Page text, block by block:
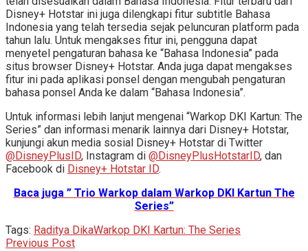
Disney+ Hotstar ini juga dilengkapi fitur subtitle Bahasa
Indonesia yang telah tersedia sejak peluncuran platform pada
tahun lalu. Untuk mengakses fitur ini, pengguna dapat
menyetel pengaturan bahasa ke “Bahasa Indonesia” pada
situs browser Disney+ Hotstar. Anda juga dapat mengakses
fitur ini pada aplikasi ponsel dengan mengubah pengaturan
bahasa ponsel Anda ke dalam “Bahasa Indonesia”.
Untuk informasi lebih lanjut mengenai “Warkop DKI Kartun: The
Series” dan informasi menarik lainnya dari Disney+ Hotstar,
kunjungi akun media sosial Disney+ Hotstar di Twitter
@DisneyPlusID, Instagram di @DisneyPlusHotstarID, dan
Facebook di Disney+ Hotstar ID.
Baca juga ” Trio Warkop dalam Warkop DKI Kartun The
Series”
Tags: Raditya DikaWarkop DKI Kartun: The Series
Previous Post